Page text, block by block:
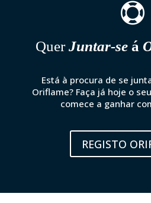

QuerJuntar-se á
Está à procura de se
Oriflame? Faça já hoje o
comece a ganhar
REGISTO